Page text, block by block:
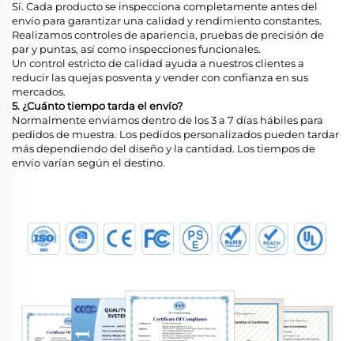
Sí. Cada producto se inspecciona completamente antes del
envío para garantizar una calidad y rendimiento constantes.
Realizamos controles de apariencia, pruebas de precisión de
par y puntas, así como inspecciones funcionales.
Un control estricto de calidad ayuda a nuestros clientes a
reducir las quejas posventa y vender con confianza en sus
mercados.
5. ¿Cuánto tiempo tarda el envío?
Normalmente enviamos dentro de los 3 a 7 días hábiles para
pedidos de muestra. Los pedidos personalizados pueden tardar
más dependiendo del diseño y la cantidad. Los tiempos de
envío varían según el destino.